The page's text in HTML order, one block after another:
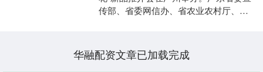
传部、省委网信办、省农业农村厅、省
华融配资文章已加载完成